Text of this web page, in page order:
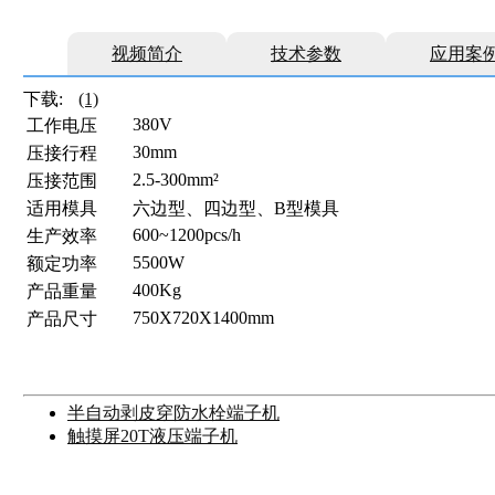
视频简介 技术参数 应用案
下载:
(1)
工作电压
380V
压接行程
30mm
压接范围
2.5-300mm²
适用模具
六边型、四边型、B型模具
生产效率
600~1200pcs/h
额定功率
5500W
产品重量
400Kg
产品尺寸
750Χ720Χ1400mm
半自动剥皮穿防水栓端子机
触摸屏20T液压端子机